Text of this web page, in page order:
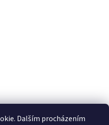
Dalším procházením